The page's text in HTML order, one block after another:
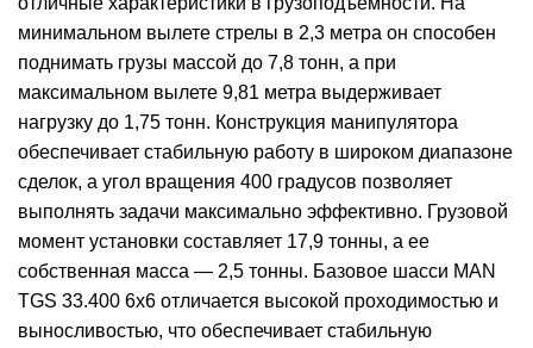
минимальном вылете стрелы в 2,3 метра он способен
поднимать грузы массой до 7,8 тонн, а при
максимальном вылете 9,81 метра выдерживает
нагрузку до 1,75 тонн. Конструкция манипулятора
обеспечивает стабильную работу в широком диапазоне
сделок, а угол вращения 400 градусов позволяет
выполнять задачи максимально эффективно. Грузовой
момент установки составляет 17,9 тонны, а ее
собственная масса — 2,5 тонны. Базовое шасси MAN
TGS 33.400 6x6 отличается высокой проходимостью и
выносливостью, что обеспечивает стабильную